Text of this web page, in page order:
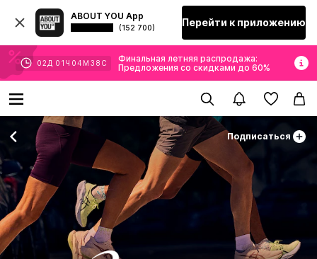
ABOUT YOU App
(152 700) Перейти к приложению
02 Д 01 Ч 04 М 36 С
Финальная летняя распродажа:
Предложения со скидками до 60%
Подписаться